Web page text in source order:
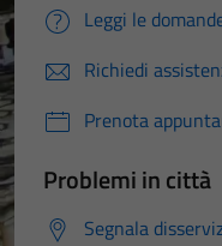
Leggi le
Richiedi
Prenota
Problemi in città
Segnala